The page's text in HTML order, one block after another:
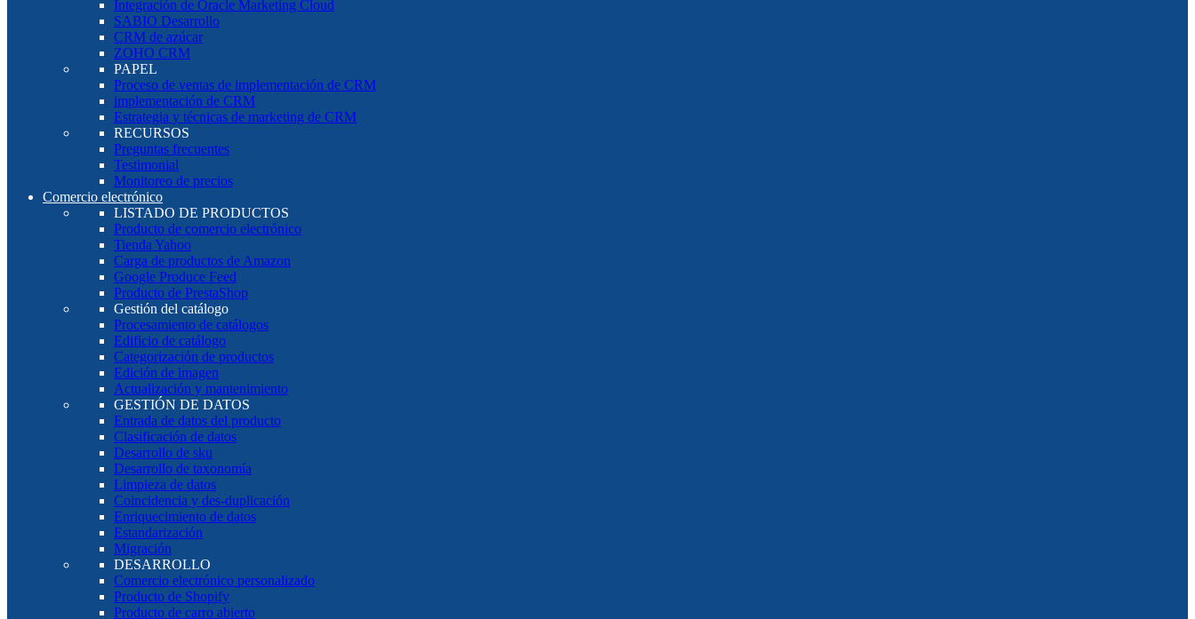
Integración de Oracle Marketing Cloud
SABIO Desarrollo
CRM de azúcar
ZOHO CRM
PAPEL
Proceso de ventas de implementación de CRM
implementación de CRM
Estrategia y técnicas de marketing de CRM
RECURSOS
Preguntas frecuentes
Testimonial
Monitoreo de precios
Comercio electrónico
LISTADO DE PRODUCTOS
Producto de comercio electrónico
Tienda Yahoo
Carga de productos de Amazon
Google Produce Feed
Producto de PrestaShop
Gestión del catálogo
Procesamiento de catálogos
Edificio de catálogo
Categorización de productos
Edición de imagen
Actualización y mantenimiento
GESTIÓN DE DATOS
Entrada de datos del producto
Clasificación de datos
Desarrollo de sku
Desarrollo de taxonomía
Limpieza de datos
Coincidencia y des-duplicación
Enriquecimiento de datos
Estandarización
Migración
DESARROLLO
Comercio electrónico personalizado
Producto de Shopify
Producto de carro abierto